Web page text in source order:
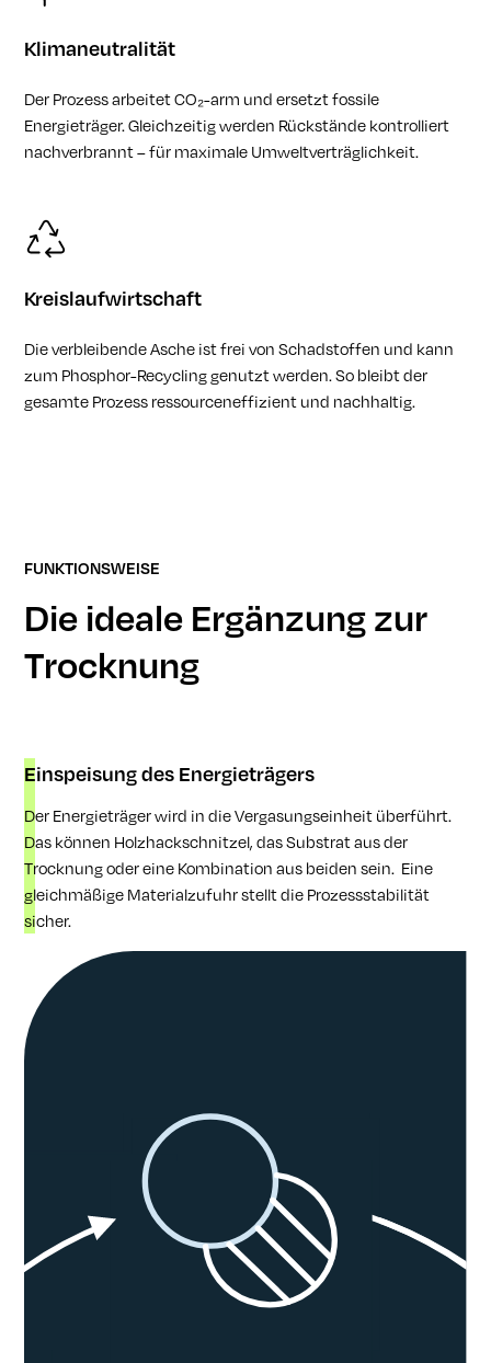
Klimaneutralität
Der Prozess arbeitet CO₂-arm und ersetzt fossile
Energieträger. Gleichzeitig werden Rückstände kontrolliert
nachverbrannt – für maximale Umweltverträglichkeit.
Kreislaufwirtschaft
Die verbleibende Asche ist frei von Schadstoffen und kann
zum Phosphor-Recycling genutzt werden. So bleibt der
gesamte Prozess ressourceneffizient und nachhaltig.
FUNKTIONSWEISE
Die ideale Ergänzung zur
Trocknung
Einspeisung des Energieträgers
Der Energieträger wird in die Vergasungseinheit überführt.
Das können Holzhackschnitzel, das Substrat aus der
Trocknung oder eine Kombination aus beiden sein. Eine
gleichmäßige Materialzufuhr stellt die Prozessstabilität
sicher.